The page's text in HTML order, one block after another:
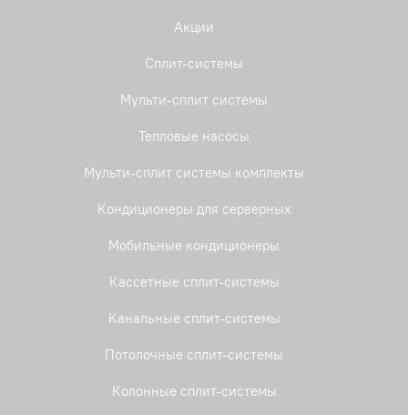
Акции
Сплит-системы
Мульти-сплит системы
Тепловые насосы
Мульти-сплит системы комплекты
Кондиционеры для серверных
Мобильные кондиционеры
Кассетные сплит-системы
Канальные сплит-системы
Потолочные сплит-системы
Колонные сплит-системы